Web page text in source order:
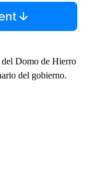
del Domo de Hierro
del gobierno.